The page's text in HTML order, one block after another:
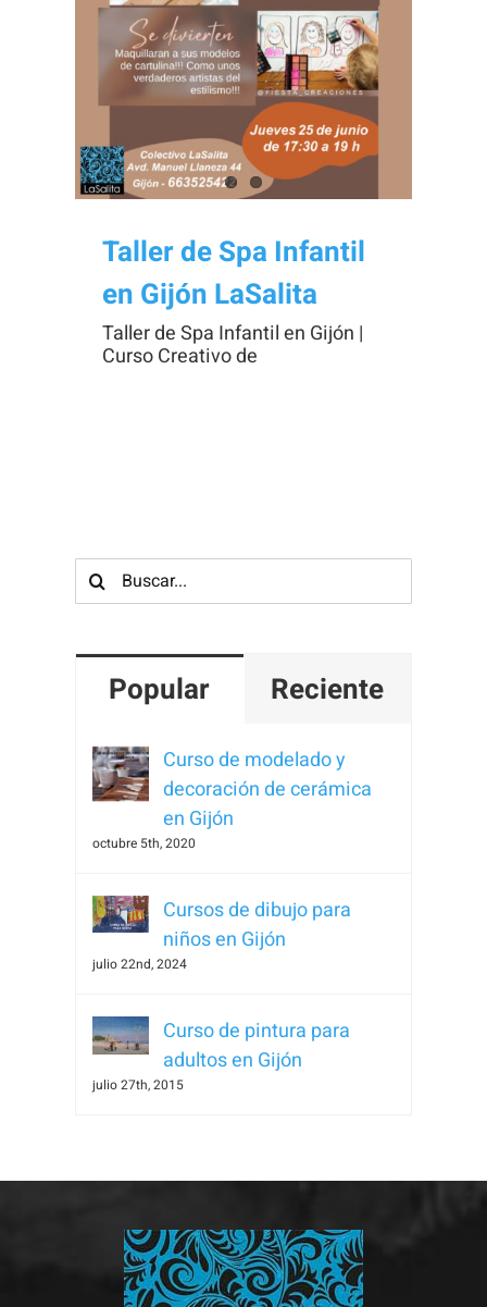
Taller de Spa Infantil
en Gijón LaSalita
Taller de Spa Infantil en Gijón |
Curso Creativo de
Buscar:
Popular Reciente
Curso de modelado y
decoración de cerámica
en Gijón
octubre 5th, 2020
Cursos de dibujo para
niños en Gijón
julio 22nd, 2024
Curso de pintura para
adultos en Gijón
julio 27th, 2015
Necesarias
Estas
cookies no
opcionales.
Son
necesarias
para que
mejorar la
base a cómo
se usa la
funcione lo
mejor posible
rechaza estas
cookies,